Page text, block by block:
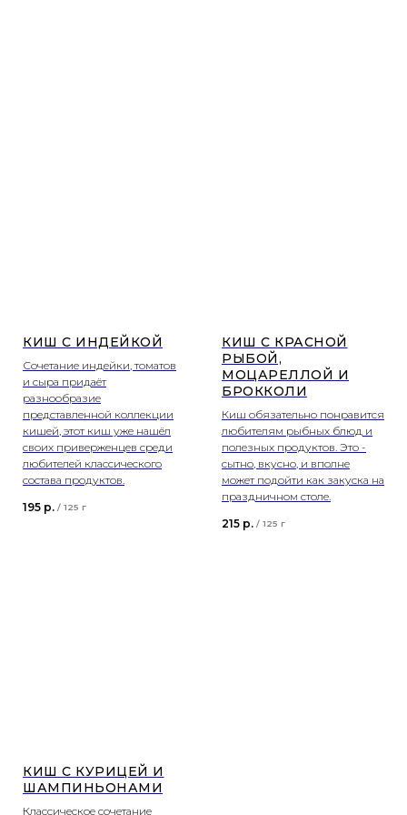
КИШ С ИНДЕЙКОЙ
Сочетание индейки, томатов
и сыра придаёт
разнообразие
представленной коллекции
кишей, этот киш уже нашёл
своих приверженцев среди
любителей классического
состава продуктов.
195 р. / 125 г
КИШ С КРАСНОЙ
РЫБОЙ,
МОЦАРЕЛЛОЙ И
БРОККОЛИ
Киш обязательно понравится
любителям рыбных блюд и
полезных продуктов. Это -
сытно, вкусно, и вполне
может подойти как закуска на
праздничном столе.
215 р. / 125 г
КИШ С КУРИЦЕЙ И
ШАМПИНЬОНАМИ
Классическое сочетание